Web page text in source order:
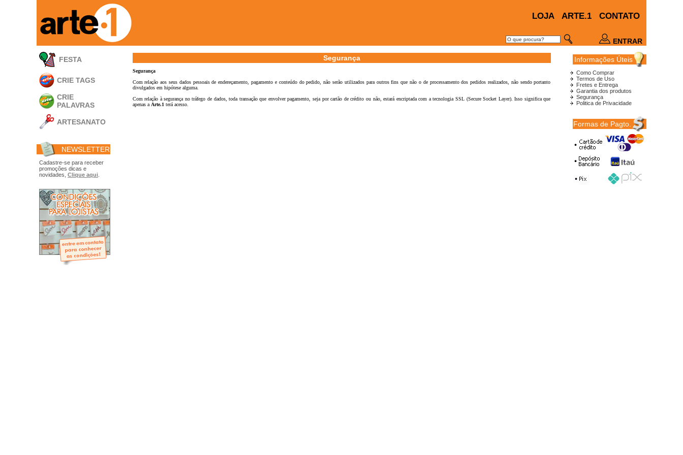
LOJA ARTE.1 CONTATO
ENTRAR
FESTA
CRIE TAGS
CRIE
PALAVRAS
ARTESANATO
Acrílico
Porta Retratos
Ferramentas
- Carimbões
- Embalagens
- Máscaras
- Espátulas
- Diversos
Álbuns
- Mini-Álbuns
- Páginas Mini
- Páginas Scrap
- Argolas
NEWSLETTER
Cadastre-se para receber
promoções dicas e
novidades, Clique aqui
Segurança
Segurança
Com relação aos seus dados pessoais de endereçamento, pagamento e conteúdo do pedido, não serão utilizados para outros fins que não o de processamento dos pedidos realizados, não sendo portanto
divulgados em hipótese alguma.
Com relação à segurança no tráfego de dados, toda transação que envolver pagamento, seja por cartão de crédito ou não, estará encriptada com a tecnologia SSL (Secure Socket Layer). Isso significa que
apenas a Arte.1 terá acesso.
Informações Úteis
Como Comprar
Termos de Uso
Fretes e Entrega
Garantia dos produtos
Segurança
Politica de Privacidade
Formas de Pagto.